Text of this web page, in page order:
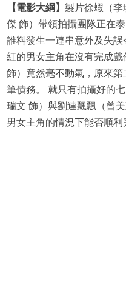
【電影大綱】 製片徐蝦（李
傑 飾）帶領拍攝團隊正在
誰料發生一連串意外及失
紅的男女主角在沒有完成
飾）竟然毫不動氣，原來
筆債務。 就只有拍攝好的
瑞文 飾）與劉連飄飄（曾
男女主角的情況下能否順